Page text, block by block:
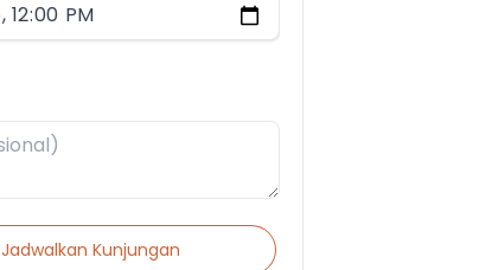
Jadwalkan Kunjungan